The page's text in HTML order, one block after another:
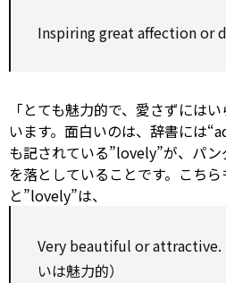
Inspiringgreat affection or
「とても魅力的で、愛さずには
います。面白いのは、辞書には
も記されている”lovely”が、パ
を落としていることです。こち
と”lovely”は、
Very beautiful or attractive.
いは魅力的）